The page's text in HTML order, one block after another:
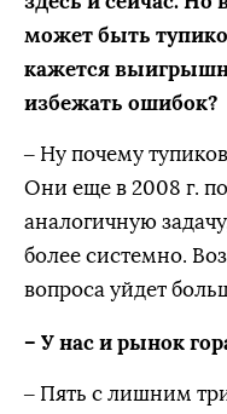
может быть
кажется
избежать ошибок?
– Ну почему
Они еще в 2008 г.
аналогичную
более системно.
вопроса уйдет
– У нас и рынок
– Пять с лишним